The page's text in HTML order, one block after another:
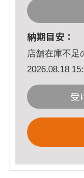
納期目安：
店舗在庫不足
2026.08.18
受